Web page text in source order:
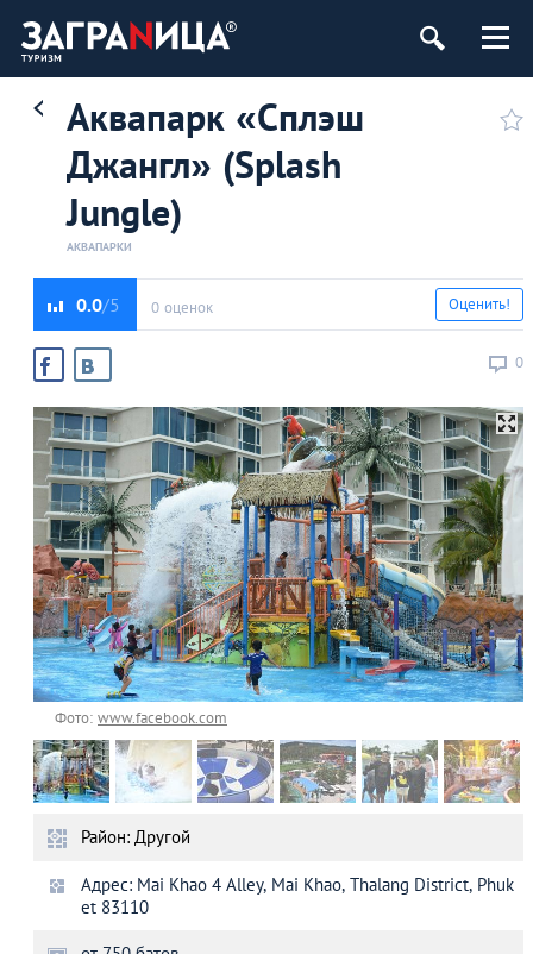
Аквапарк «Сплэш
Джангл» (Splash
Jungle)
АКВАПАРКИ
0.0 0 оценок
0
Оценить!
Фото:www.facebook.com
Район: Другой
Адрес: Mai Khao 4 Alley, Mai Khao, Thalang District, Phuk
et 83110